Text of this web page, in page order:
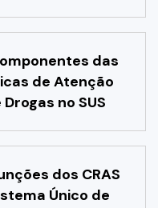
das
de Atenção
no SUS
dos CRAS
Único de